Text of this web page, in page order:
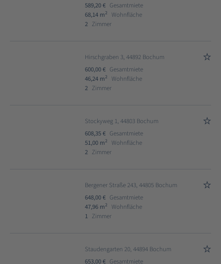
589,20 € Gesamtmiete
68,14 m2
Wohnfläche
2 Zimmer
Hirschgraben 3, 44892 Bochum
600,00 € Gesamtmiete
46,24 m2
Wohnfläche
2 Zimmer
Stockyweg 1, 44803 Bochum
608,35 € Gesamtmiete
51,00 m2
Wohnfläche
2 Zimmer
Bergener Straße 243, 44805 Bochum
648,00 € Gesamtmiete
47,96 m2
Wohnfläche
1 Zimmer
Staudengarten 20, 44894 Bochum
653,00 € Gesamtmiete